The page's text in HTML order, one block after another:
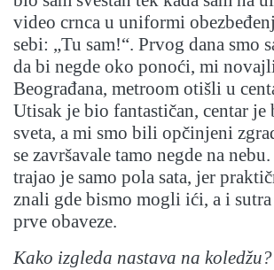
video crnca u uniformi
sebi: „Tu sam!“. Prvog dana smo
da bi negde oko ponoći, mi
Beograđana, metroom otišli u
Utisak je bio fantastičan, centar je
sveta, a mi smo bili opčinjeni
se završavale tamo negde na
trajao je samo pola sata, jer
znali gde bismo mogli ići, a i
prve obaveze.
Kako izgleda nastava na koledžu?